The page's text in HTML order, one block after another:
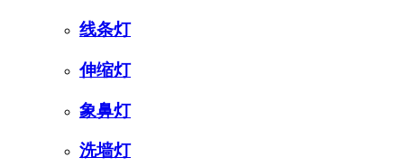
线条灯
伸缩灯
象鼻灯
洗墙灯